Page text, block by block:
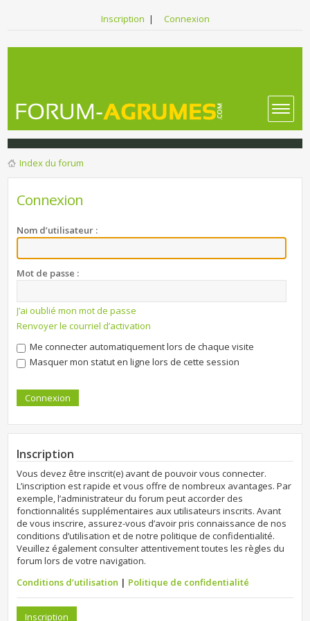
Inscription | Connexion
Index du forum
Connexion
Nom d’utilisateur :
Mot de passe :
J’ai oublié mon mot de passe
Renvoyer le courriel d’activation
Me connecter automatiquement lors de chaque visite
Masquer mon statut en ligne lors de cette session
Inscription
Vous devez être inscrit(e) avant de pouvoir vous connecter.
L’inscription est rapide et vous offre de nombreux avantages. Par
exemple, l’administrateur du forum peut accorder des
fonctionnalités supplémentaires aux utilisateurs inscrits. Avant
de vous inscrire, assurez-vous d’avoir pris connaissance de nos
conditions d’utilisation et de notre politique de confidentialité.
Veuillez également consulter attentivement toutes les règles du
forum lors de votre navigation.
Conditions d’utilisation | Politique de confidentialité
Inscription